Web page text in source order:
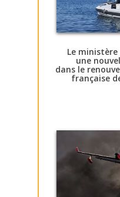
Le ministère
une
dans le
française